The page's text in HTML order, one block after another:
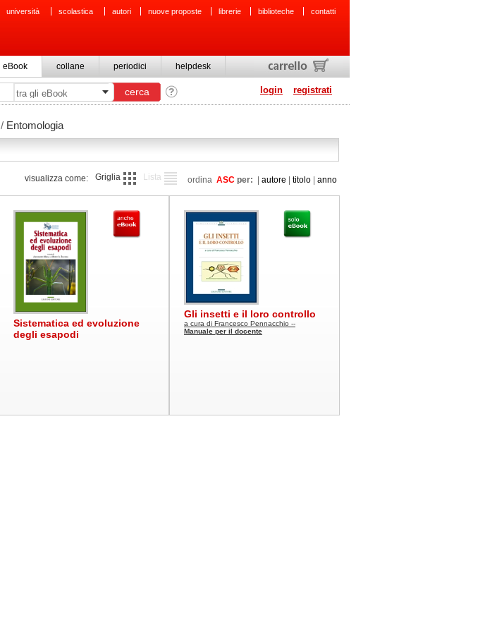
università scolastica autori nuove proposte librerie biblioteche contatti
eBook collane periodici helpdesk
login registrati
/ Entomologia
visualizza come: Griglia Lista ordina ASC per: autore titolo anno
Sistematica ed evoluzione
degli esapodi
Gli insetti e il loro controllo
a cura di Francesco Pennacchio --
Manuale per il docente